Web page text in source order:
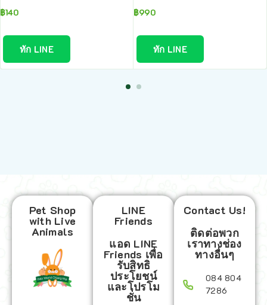
฿140
ทัก LINE
฿990
ทัก LINE
Pet Shop
with Live
Animals
LINE
Friends
แอด LINE
Friends เพื่อ
รับสิทธิ
ประโยชน์
และโปรโม
ชั่น
Contact Us!
ติดต่อพวก
เราทางช่อง
ทางอื่นๆ
084 804
7286